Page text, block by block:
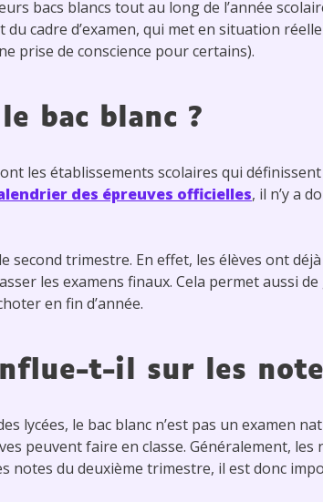
bacs blancs tout au long de l’année
cadre d’examen, qui met en situation
prise de conscience pour certains).
bac blanc ?
les établissements scolaires qui
des épreuves officielles, il n’y a
second trimestre. En effet, les élèves ont
les examens finaux. Cela permet aussi
en fin d’année.
t-il sur les
lycées, le bac blanc n’est pas un examen
peuvent faire en classe. Généralement, les
notes du deuxième trimestre, il est donc